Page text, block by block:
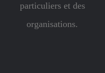
particuliers et des
organisations.